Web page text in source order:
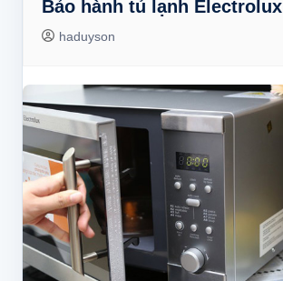
Bảo hành tủ lạnh Electrolux
haduyson